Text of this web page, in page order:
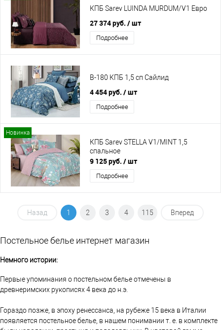
КПБ Sarev LUINDA MURDUM/V1 Евро
27 374 руб. / шт
Подробнее
B-180 КПБ 1,5 сп Сайлид
4 454 руб. / шт
Подробнее
Новинка
КПБ Sarev STELLA V1/MINT 1,5
спальное
9 125 руб. / шт
Подробнее
Назад 1 2 3 4 115 Вперед
Постельное белье интернет магазин
Немного истории:
Первые упоминания о постельном белье отмечены в
древнеримских рукописях 4 века до н.э.
Гораздо позже, в эпоху ренессанса, на рубеже 15 века в Италии
появляется постельное белье, в нашем понимании т. е. в комплекте